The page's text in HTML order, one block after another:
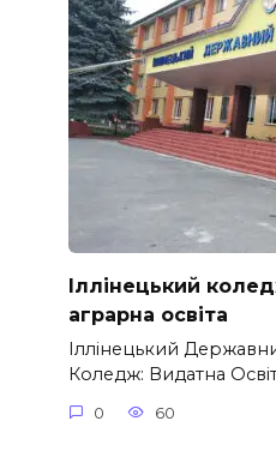
Іллінецький
аграрна освіта
Іллінецький
Коледж: Видатна
0 60